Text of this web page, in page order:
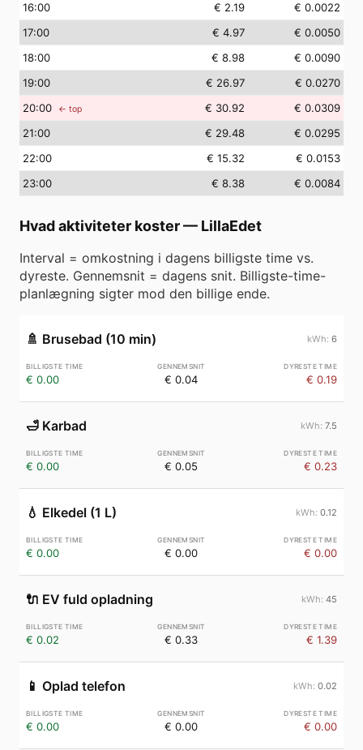
16:00 € 2.19
€ 0.0022
17:00 € 4.97
€ 0.0050
18:00 € 8.98
€ 0.0090
19:00 € 26.97
€ 0.0270
20:00 ← top € 30.92
€ 0.0309
21:00 € 29.48
€ 0.0295
22:00 € 15.32
€ 0.0153
23:00 € 8.38 € 0.0084
Hvad aktiviteter koster— LillaEdet
Interval = omkostning i dagens billigste time vs.
dyreste. Gennemsnit = dagens snit. Billigste-time-
planlægning sigter mod den billige ende.
🚿 Brusebad (10 min) 6
€ 0.00 € 0.04 € 0.19
🛁 Karbad 7.5
€ 0.00 € 0.05 € 0.23
💧 Elkedel (1 L) 0.12
€ 0.00 € 0.00 € 0.00
🔌 EV fuld opladning 45
€ 0.02 € 0.33 € 1.39
📱 Oplad telefon 0.02
€ 0.00 € 0.00 € 0.00